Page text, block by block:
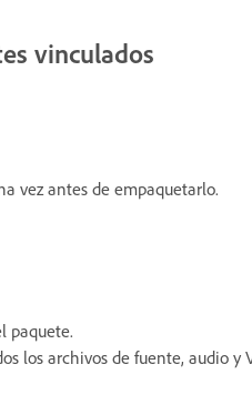
vinculados
vez antes de empaquetarlo.
paquete.
los archivos de fuente, audio y